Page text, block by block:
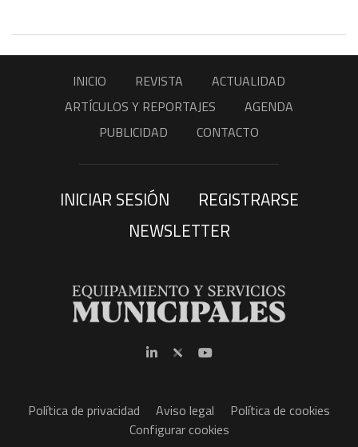
INICIO REVISTA
ACTUALIDAD
ARTÍCULOS Y REPORTAJES
AGENDA
PUBLICIDAD
CONTACTO
INICIAR SESIÓN
REGISTRARSE
NEWSLETTER
Política de privacidad Aviso legal
Política de cookies
Configurar cookies